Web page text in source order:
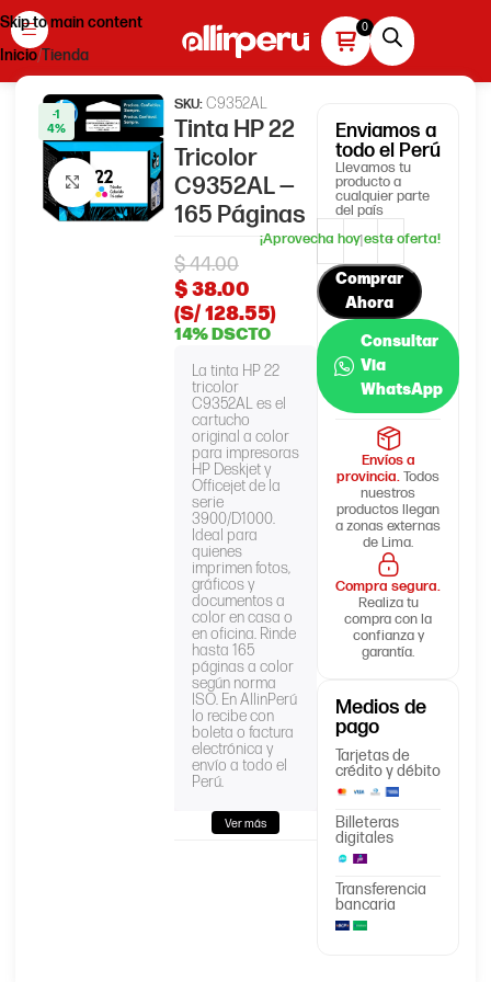
Skip to main content
Inicio Tienda
-1
4%
Haga clic para ampliar
SKU:C9352AL
Tinta HP 22
Tricolor
C9352AL —
165 Páginas
$44.00
$38.00
(S/ 128.55)
14% DSCTO
La tinta HP 22
tricolor
C9352AL es el
cartucho
original a color
para impresoras
HP Deskjet y
Officejet de la
serie
3900/D1000.
Ideal para
quienes
imprimen fotos,
gráficos y
documentos a
color en casa o
en oficina. Rinde
hasta 165
páginas a color
según norma
ISO. En AllinPerú
lo recibe con
boleta o factura
electrónica y
envío a todo el
Perú.
Producto TINTA HP 22
C9352AL
Ver más
Enviamos a
todo el Perú
Llevamos tu
producto a
cualquier parte
del país
Comprar
Ahora
Consultar
Via
WhatsApp
Envíos a
provincia.Todos
nuestros
productos llegan
a zonas externas
de Lima.
Compra segura.
Realiza tu
compra con la
confianza y
garantía.
Medios de
pago
Tarjetas de
crédito y débito
Billeteras
digitales
Transferencia
bancaria